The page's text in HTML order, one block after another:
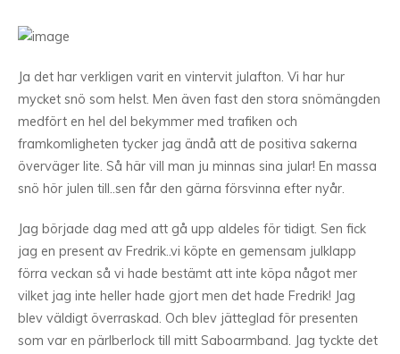
Ja det har verkligen varit en vintervit julafton. Vi har hur
mycket snö som helst. Men även fast den stora snömängden
medfört en hel del bekymmer med trafiken och
framkomligheten tycker jag ändå att de positiva sakerna
överväger lite. Så här vill man ju minnas sina jular! En massa
snö hör julen till..sen får den gärna försvinna efter nyår.
Jag började dag med att gå upp aldeles för tidigt. Sen fick
jag en present av Fredrik..vi köpte en gemensam julklapp
förra veckan så vi hade bestämt att inte köpa något mer
vilket jag inte heller hade gjort men det hade Fredrik! Jag
blev väldigt överraskad. Och blev jätteglad för presenten
som var en pärlberlock till mitt Saboarmband. Jag tyckte det